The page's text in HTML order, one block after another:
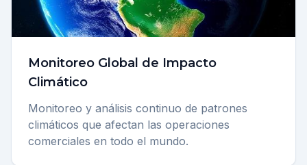
Monitoreo Global de Impacto
Climático
Monitoreo y análisis continuo de patrones
climáticos que afectan las operaciones
comerciales en todo el mundo.